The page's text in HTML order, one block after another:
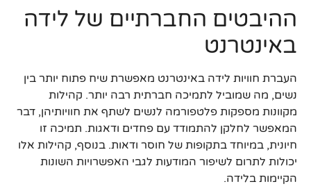
ההיבטים החברתיים של לידה
באינטרנט
העברת חוויות לידה באינטרנט מאפשרת שיח פתוח יותר בין
נשים, מה שמוביל לתמיכה חברתית רבה יותר. קהילות
מקוונות מספקות פלטפורמה לנשים לשתף את חוויותיהן, דבר
המאפשר לחלקן להתמודד עם פחדים ודאגות. תמיכה זו
חיונית, במיוחד בתקופות של חוסר ודאות. בנוסף, קהילות אלו
יכולות לתרום לשיפור המודעות לגבי האפשרויות השונות
הקיימות בלידה.